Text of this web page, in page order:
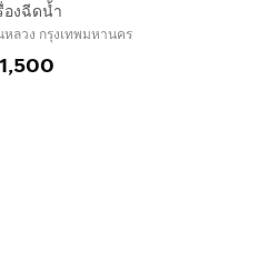
องฉีดน้ำ
หลวง กรุงเทพมหานคร